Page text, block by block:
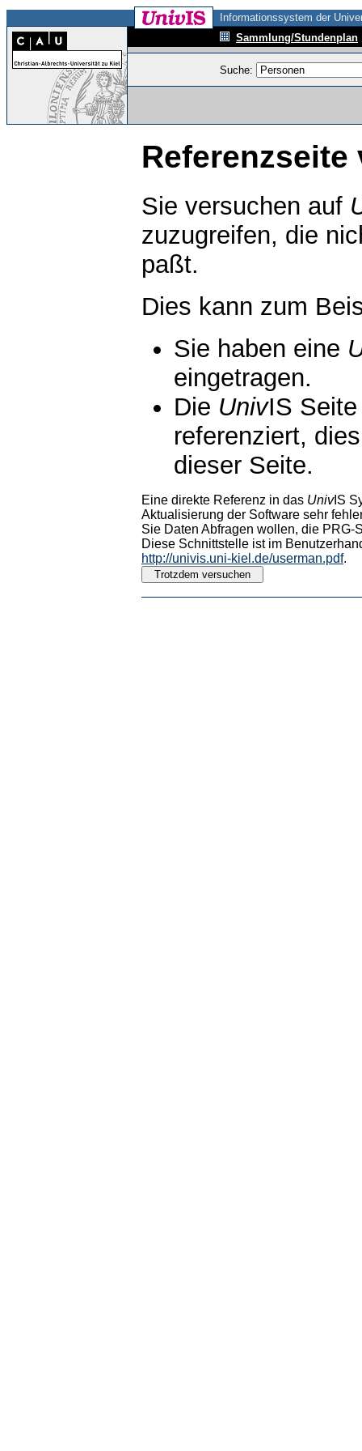
Informationssystem der
Sammlung/Stundenplan
Suche:
Referenzseite
Sie versuchen auf
zuzugreifen, die
paßt.
Dies kann zum
Sie haben eine
eingetragen.
Die UnivIS
referenziert,
dieser Seite.
Eine direkte Referenz in das UnivIS
Aktualisierung der Software sehr
Sie Daten Abfragen wollen, die PRG-
Diese Schnittstelle ist im
http://univis.uni-kiel.de/userman.pdf.